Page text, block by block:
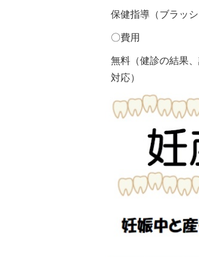
保健指導（ブラッ
〇費用
無料（健診の結果
対応）